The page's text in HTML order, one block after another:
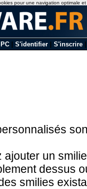
PC S'identifier S'inscrire
ajouter un
dessus
smilies
pour une navigation optimale